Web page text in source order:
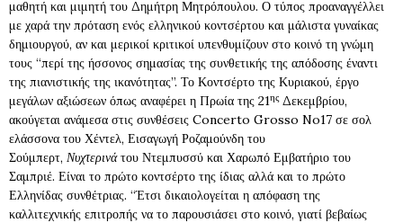
μαθητή και μιμητή του Δημήτρη Μητρόπουλου. Ο τύπος προαναγγέλλει
με χαρά την πρόταση ενός ελληνικού κοντσέρτου και μάλιστα γυναίκας
δημιουργού, αν και μερικοί κριτικοί υπενθυμίζουν στο κοινό τη γνώμη
τους “περί της ήσσονος σημασίας της συνθετικής της απόδοσης έναντι
της πιανιστικής της ικανότητας”. Το Κοντσέρτο της Κυριακού, έργο
μεγάλων αξιώσεων όπως αναφέρει η Πρωία της 21ηςΔεκεμβρίου,
ακούγεται ανάμεσα στις συνθέσεις Concerto Grosso No17 σε σολ
ελάσσονα του Χέντελ, Εισαγωγή Ροζαμούνδη του
Σούμπερτ, Νυχτερινάτου Ντεμπυσσύ και Χαρωπό Εμβατήριο του
Σαμπριέ. Είναι το πρώτο κοντσέρτο της ίδιας αλλά και το πρώτο
Ελληνίδας συνθέτριας. “Έτσι δικαιολογείται η απόφαση της
καλλιτεχνικής επιτροπής να το παρουσιάσει στο κοινό, γιατί βεβαίως